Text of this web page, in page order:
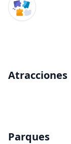
Atracciones
Parques